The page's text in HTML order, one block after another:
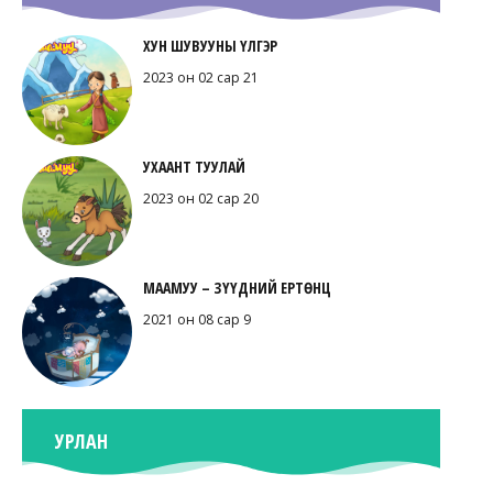
ХУН ШУВУУНЫ ҮЛГЭР
2023 он 02 сар 21
УХААНТ ТУУЛАЙ
2023 он 02 сар 20
МААМУУ – ЗҮҮДНИЙ ЕРТӨНЦ
2021 он 08 сар 9
УРЛАН